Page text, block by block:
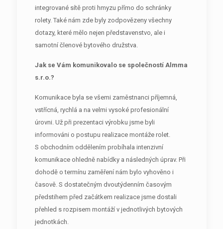
integrované sítě proti hmyzu přímo do schránky
rolety. Také nám zde byly zodpovězeny všechny
dotazy, které mělo nejen představenstvo, ale i
samotní členové bytového družstva.
Jak se Vám komunikovalo se společností Almma
s.r.o.?
Komunikace byla se všemi zaměstnanci příjemná,
vstřícná, rychlá a na velmi vysoké profesionální
úrovni. Už při prezentaci výrobku jsme byli
informováni o postupu realizace montáže rolet.
S obchodním oddělením probíhala intenzivní
komunikace ohledně nabídky a následných úprav. Při
dohodě o termínu zaměření nám bylo vyhověno i
časově. S dostatečným dvoutýdenním časovým
předstihem před začátkem realizace jsme dostali
přehled s rozpisem montáží v jednotlivých bytových
jednotkách.